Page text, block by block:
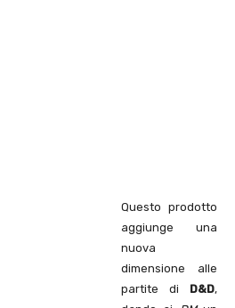
Questo prodotto
aggiunge una
nuova
dimensione alle
partite di D&D,